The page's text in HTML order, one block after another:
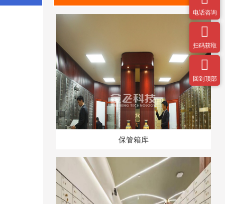
保管箱库
电话咨询

扫码获取

回到顶部